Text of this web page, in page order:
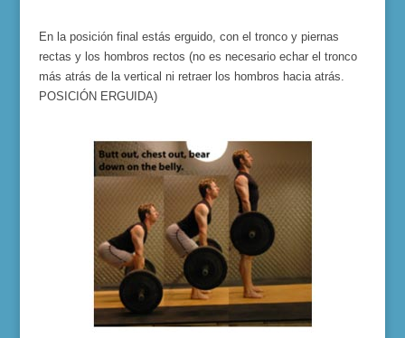
En la posición final estás erguido, con el tronco y piernas
rectas y los hombros rectos (no es necesario echar el tronco
más atrás de la vertical ni retraer los hombros hacia atrás.
POSICIÓN ERGUIDA)